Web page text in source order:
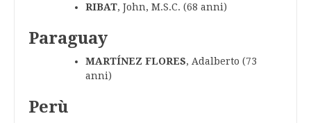
RIBAT, John, M.S.C. (68 anni)
Paraguay
MARTÍNEZ FLORES, Adalberto (73
anni)
Perù